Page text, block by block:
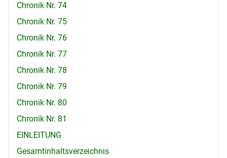
Chronik Nr. 74
Chronik Nr. 75
Chronik Nr. 76
Chronik Nr. 77
Chronik Nr. 78
Chronik Nr. 79
Chronik Nr. 80
Chronik Nr. 81
EINLEITUNG
Gesamtinhaltsverzeichnis